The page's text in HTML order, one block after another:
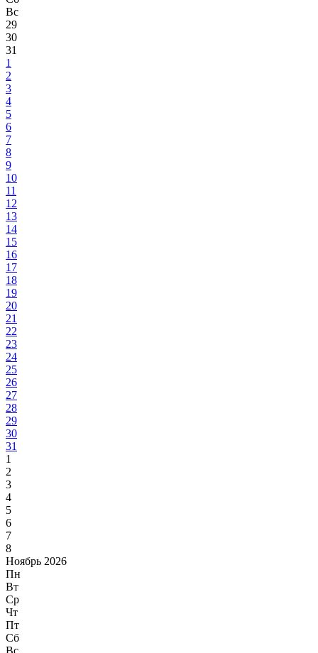
Вс
29
30
31
1
2
3
4
5
6
7
8
9
10
11
12
13
14
15
16
17
18
19
20
21
22
23
24
25
26
27
28
29
30
31
1
2
3
4
5
6
7
8
Ноябрь 2026
Пн
Вт
Ср
Чт
Пт
Сб